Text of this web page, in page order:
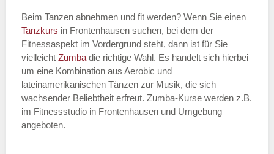
Mit Absenden der Daten akzeptiere
Beim Tanzen abnehmen und fit werden? Wenn Sie einen
Tanzkurs in Frontenhausen suchen, bei dem der
Fitnessaspekt im Vordergrund steht, dann ist für Sie
vielleicht Zumba die richtige Wahl. Es handelt sich hierbei
um eine Kombination aus Aerobic und
lateinamerikanischen Tänzen zur Musik, die sich
wachsender Beliebtheit erfreut. Zumba-Kurse werden z.B.
im Fitnessstudio in Frontenhausen und Umgebung
angeboten.